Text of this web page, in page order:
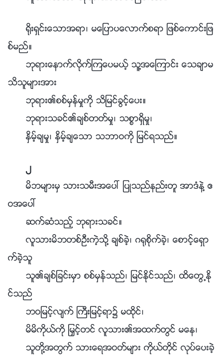
႐ိုးရွင္းေသာအရာ၊ မေျပာပေလာက္စရာ ျဖစ္ေကာင္းျဖ
စ္မည္။
ဘုရားေနာက္လိုက္ၾကေပမယ့္ သူ႔အေၾကာင္း ေသခ်ာမ
သိသူမ်ားအား
ဘုရား၏စစ္မွန္မႈကို သိျမင္ခြင့္ေပး။
ဘုရားသခင္၏ခ်စ္တတ္မႈ၊ သစၥာရွိမႈ၊
ႏွိမ့္ခ်မႈ၊ ႏွိမ့္ခ်ေသာ သဘာဝကို ျမင္ရသည္။
၂
မိဘမ်ားမွ သားသမီးအေပၚ ျပဳသည္နည္းတူ အာဒံနဲ႔ ဧ
ဝအေပၚ
ဆက္ဆံသည့္ ဘုရားသခင္။
လူသားမိဘတစ္ဦးကဲ့သို႔ ခ်စ္ခဲ့၊ ဂ႐ုစိုက္ခဲ့၊ ေစာင့္ေရွာ
က္ခဲ့သူ
သူ၏ခ်စ္ျခင္းမွာ စစ္မွန္သည္၊ ျမင္ႏိုင္သည္၊ ထိေတြ႕ႏို
င္သည္
ဘဝျမင့္လ်က္ ႀကီးျမင့္ရာ၌ မထိုင္၊
မိမိကိုယ္ကို ျမႇင့္တင္ လူသား၏အထက္တြင္ မေန၊
သူတို႔အတြက္ သားေရအဝတ္မ်ား ကိုယ္တိုင္ လုပ္ေပးခဲ့